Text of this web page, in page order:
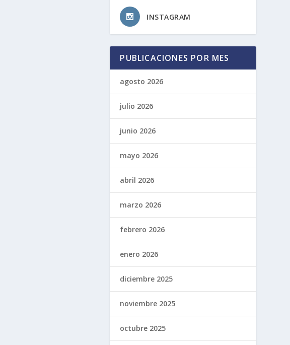
INSTAGRAM
PUBLICACIONES POR MES
agosto 2026
julio 2026
junio 2026
mayo 2026
abril 2026
marzo 2026
febrero 2026
enero 2026
diciembre 2025
noviembre 2025
octubre 2025